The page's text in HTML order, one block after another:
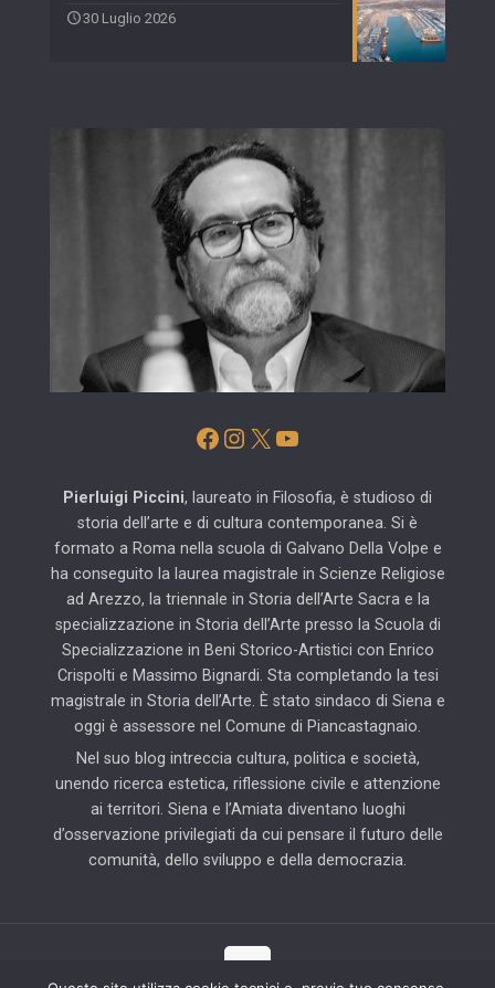
30 Luglio 2026
Facebook
Instagram
X YouTube
Pierluigi Piccini, laureato in Filosofia, è studioso di
storia dell’arte e di cultura contemporanea. Si è
formato a Roma nella scuola di Galvano Della Volpe e
ha conseguito la laurea magistrale in Scienze Religiose
ad Arezzo, la triennale in Storia dell’Arte Sacra e la
specializzazione in Storia dell’Arte presso la Scuola di
Specializzazione in Beni Storico-Artistici con Enrico
Crispolti e Massimo Bignardi. Sta completando la tesi
magistrale in Storia dell’Arte. È stato sindaco di Siena e
oggi è assessore nel Comune di Piancastagnaio.
Nel suo blog intreccia cultura, politica e società,
unendo ricerca estetica, riflessione civile e attenzione
ai territori. Siena e l’Amiata diventano luoghi
d’osservazione privilegiati da cui pensare il futuro delle
comunità, dello sviluppo e della democrazia.